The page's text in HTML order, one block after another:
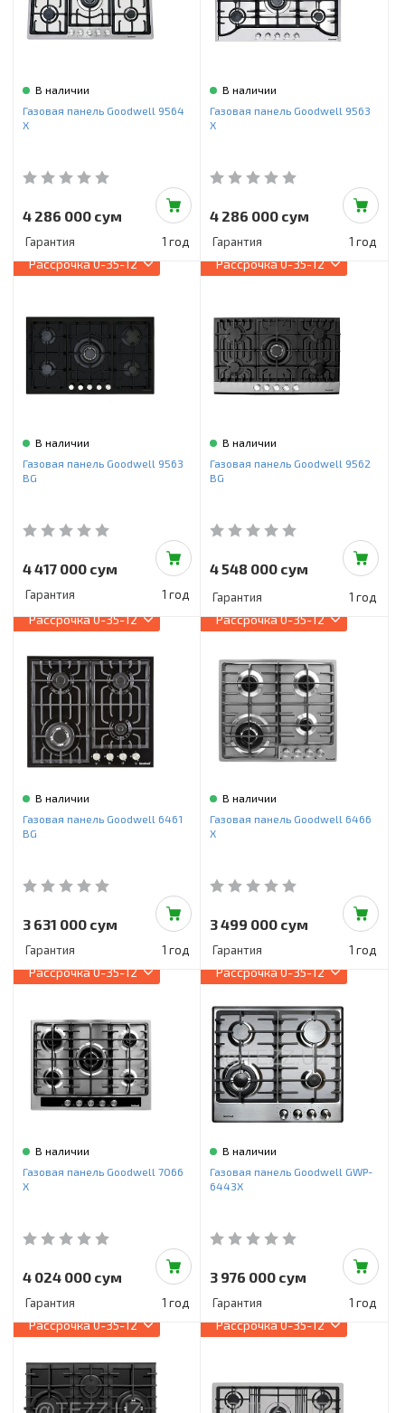
В наличии
Газовая панель Goodwell 9564
X
4 286 000 сум
Гарантия 1 год
В наличии
Газовая панель Goodwell 9563
X
4 286 000 сум
Гарантия 1 год
Рассрочка0-35-12
В наличии
Газовая панель Goodwell 9563
BG
4 417 000 сум
Гарантия 1 год
Рассрочка0-35-12
В наличии
Газовая панель Goodwell 9562
BG
4 548 000 сум
Гарантия 1 год
Рассрочка0-35-12
В наличии
Газовая панель Goodwell 6461
BG
3 631 000 сум
Гарантия 1 год
Рассрочка0-35-12
В наличии
Газовая панель Goodwell 6466
X
3 499 000 сум
Гарантия 1 год
Рассрочка0-35-12
В наличии
Газовая панель Goodwell 7066
X
4 024 000 сум
Гарантия 1 год
Рассрочка0-35-12
В наличии
Газовая панель Goodwell GWP-
6443X
3 976 000 сум
Гарантия 1 год
Рассрочка0-35-12 Рассрочка0-35-12